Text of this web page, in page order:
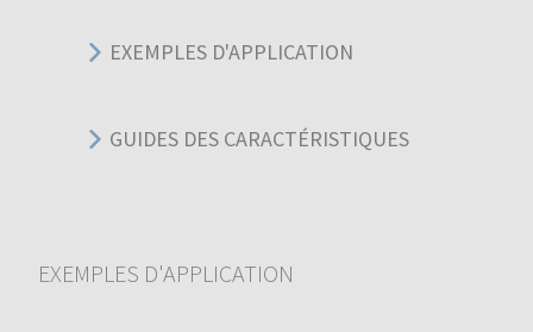
EXEMPLES D'APPLICATION
GUIDES DES CARACTÉRISTIQUES
EXEMPLES D'APPLICATION